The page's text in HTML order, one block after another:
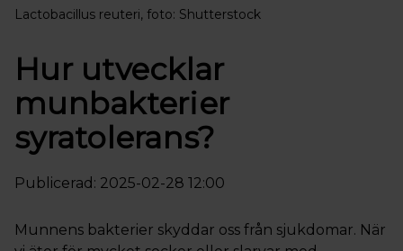
Lactobacillus reuteri, foto: Shutterstock
Hur utvecklar
munbakterier
syratolerans?
Publicerad: 2025-02-28 12:00
Munnens bakterier skyddar oss från sjukdomar. När